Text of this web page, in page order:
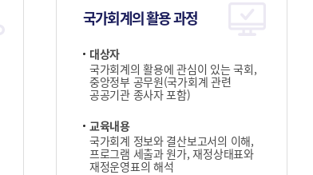
국가회계의 활용 과정
대상자
국가회계의 활용에 관심이 있는 국회,
중앙정부 공무원(국가회계 관련
공공기관 종사자 포함)
교육내용
국가회계 정보와 결산보고서의 이해,
프로그램 세출과 원가, 재정상태표와
재정운영표의 해석